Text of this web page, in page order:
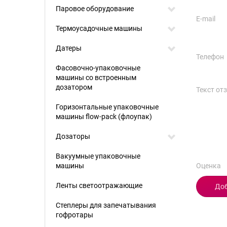
E-mail
Телефон
Текст
Оценка
Паровое оборудование
Термоусадочные машины
Датеры
Фасовочно-упаковочные
машины со встроенным
дозатором
Горизонтальные упаковочные
машины flow-pack (флоупак)
Дозаторы
Вакуумные упаковочные
машины
Ленты светоотражающие
Степлеры для запечатывания
гофротары